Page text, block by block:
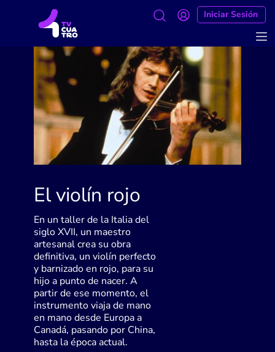
Iniciar Sesión
El violín rojo
En un taller de la Italia del
siglo XVII, un maestro
artesanal crea su obra
definitiva, un violín perfecto
y barnizado en rojo, para su
hijo a punto de nacer. A
partir de ese momento, el
instrumento viaja de mano
en mano desde Europa a
Canadá, pasando por China,
hasta la época actual.